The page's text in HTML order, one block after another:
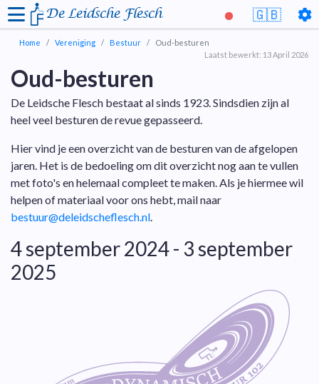
🇬🇧
De Leidsche Flesch
Home Vereniging Bestuur
Oud-besturen
Laatst bewerkt: 13 April 2026
Oud-besturen
De Leidsche Flesch bestaat al sinds 1923. Sindsdien zijn al
heel veel besturen de revue gepasseerd.
Hier vind je een overzicht van de besturen van de afgelopen
jaren. Het is de bedoeling om dit overzicht nog aan te vullen
met foto's en helemaal compleet te maken. Als je hiermee wil
helpen of materiaal voor ons hebt, mail naar
bestuur@deleidscheflesch.nl.
4 september 2024 - 3 september
2025